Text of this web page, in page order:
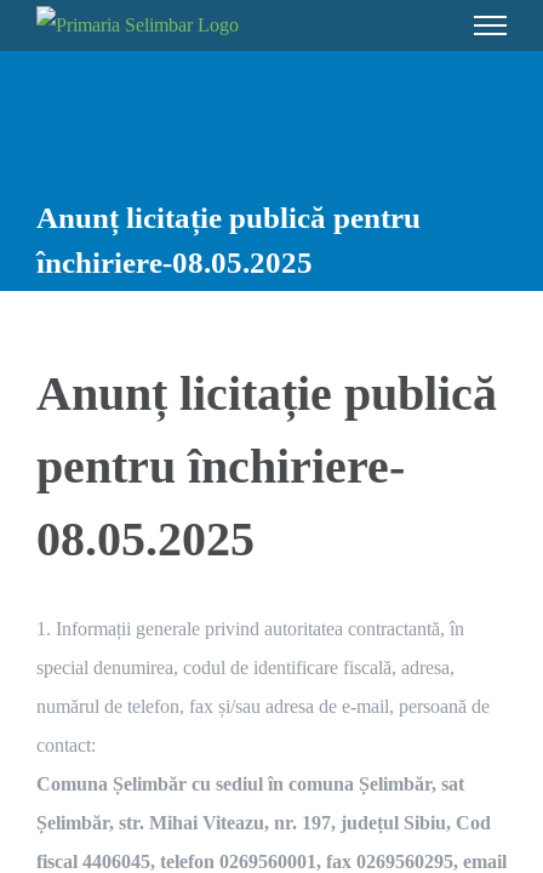
to
Anunț licitație publică pentru
închiriere-08.05.2025
Anunț licitație publică
pentru închiriere-
08.05.2025
1. Informații generale privind autoritatea contractantă, în
special denumirea, codul de identificare fiscală, adresa,
numărul de telefon, fax și/sau adresa de e-mail, persoană de
contact:
Comuna Șelimbăr cu sediul în comuna Șelimbăr, sat
Șelimbăr, str. Mihai Viteazu, nr. 197, județul Sibiu, Cod
fiscal 4406045, telefon 0269560001, fax 0269560295, email